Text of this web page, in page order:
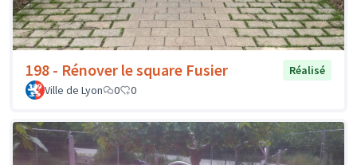
198 - Rénover le square Fusier
Réalisé
Ville de Lyon
0 0